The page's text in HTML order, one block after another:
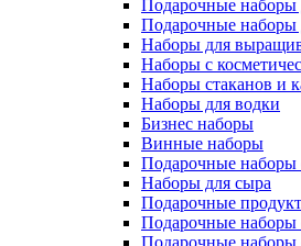
Подарочные
Подарочные
Наборы для
Наборы с
Наборы стаканов и
Наборы для водки
Бизнес наборы
Винные наборы
Подарочные наборы
Наборы для сыра
Подарочные
Подарочные наборы
Подарочные наборы